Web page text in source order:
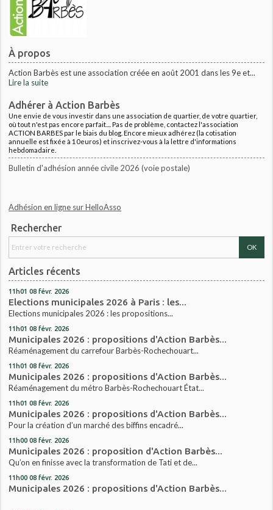
À propos
Action Barbès est une association créée en août 2001 dans les 9e et...
Lire la suite
Adhérer à Action Barbès
Une envie de vous investir dans une association de quartier, de votre quartier,
où tout n'est pas encore parfait.... Pas de problème, contactez l'association
ACTION BARBES par le biais du blog. Encore mieux adhérez (la cotisation
annuelle est fixée à 10euros) et inscrivez-vous à la lettre d'informations
hebdomadaire.
Bulletin d'adhésion année civile 2026 (voie postale)
Adhésion en ligne sur HelloAsso
Rechercher
Articles récents
11h01 08 févr. 2026
Elections municipales 2026 à Paris : les...
Elections municipales 2026 : les propositions...
11h01 08 févr. 2026
Municipales 2026 : propositions d'Action Barbès...
Réaménagement du carrefour Barbès-Rochechouart...
11h01 08 févr. 2026
Municipales 2026 : propositions d'Action Barbès...
Réaménagement du métro Barbès-Rochechouart État...
11h01 08 févr. 2026
Municipales 2026 : propositions d'Action Barbès...
Pour la création d’un marché des biffins encadré...
11h00 08 févr. 2026
Municipales 2026 : proposition d'Action Barbès...
Qu’on en finisse avec la transformation de Tati et de...
11h00 08 févr. 2026
Municipales 2026 : propositions d'Action Barbès...